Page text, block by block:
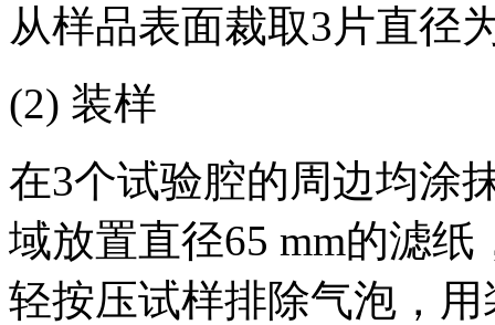
从样品表面裁取3片直径
(2) 装样
在3个试验腔的周边均涂
域放置直径65 mm的滤
轻按压试样排除气泡，